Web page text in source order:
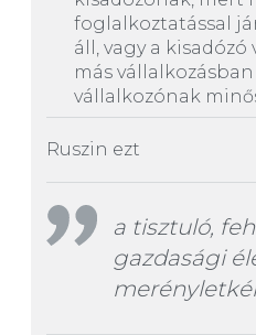
foglalkoztatással
áll, vagy a kisadózó
más
vállalkozónak
Ruszin ezt
a tisztuló,
gazdasági